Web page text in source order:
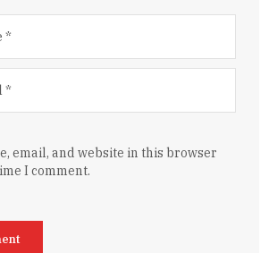
email, and website in this browser
I comment.